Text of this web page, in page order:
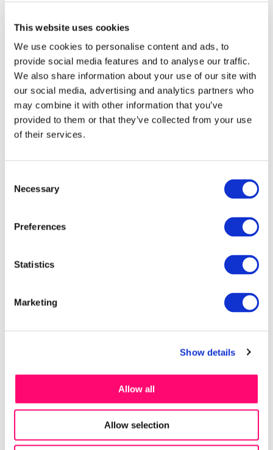
This website uses cookies
We use cookies to personalise content and ads, to
provide social media features and to analyse our traffic.
We also share information about your use of our site with
our social media, advertising and analytics partners who
may combine it with other information that you’ve
provided to them or that they’ve collected from your use
of their services.
Selection
Necessary
Preferences
Statistics
Marketing
Show details
Allow all
Allow selection
ューションを利用するべきです。プラットフォーム、フィード、
購入力、追加ソフトウェア。トレーダーが成功するために必要な
ものはすべて揃っています。そして、3,000ドル、5,000ドル、
10,000ドルを支払う必要はありません。評価フェーズがあり、97
ドル以上を支払ってそれを通過すれば良いのです。 私はさまざま
なブローカーと遊んできましたが、実際のブローカレッジにお金
を入れる意味がもう見当たらないと感じています。長期的なスポ
ット購入を除いて。 さらなるエピソードについては、Spotifyで
チェックしてみてください。 インターデイ・トレードの準備を最
適にするために、私たちのプレマーケットカテゴリーをチェック
を作り上げた経緯と、成功を掴むまでのプロセスを語ります。 ま
た、マイケルは初心者トレーダーに向けた戦略開発のためのベス
トなヒントも共有します。 他のエピソードもぜひご覧くださ
い。Spotifyチャンネル デイトレードの準備をしっかり整えたい方
は、プレマーケットカテゴリもご覧ください。
トップトレーダー直伝！効果的なトレード管
A Trader Over The Shoulders ポッドキャスト A Trader Over
プロの洞察やインスピレーションあふれるストーリーをお届けし
ています。 15年の経験を持つプロトレーダー、AlexとMiki Katzが
ールイン・スケールアウトの正しい方法を学ぶことで成功確率を
ネルでご覧いただけます。 👉 インデイトレードの準備を万全にし
たい方は、プレマーケットカテゴリもぜひチェックしてくださ
い。